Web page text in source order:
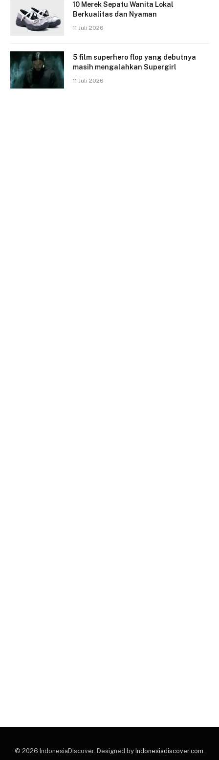
10 Merek Sepatu Wanita Lokal
Berkualitas dan Nyaman
11 Juli 2026
5 film superhero flop yang debutnya
masih mengalahkan Supergirl
11 Juli 2026
© 2026 IndonesiaDiscover. Designed by Indonesiadiscover.com.